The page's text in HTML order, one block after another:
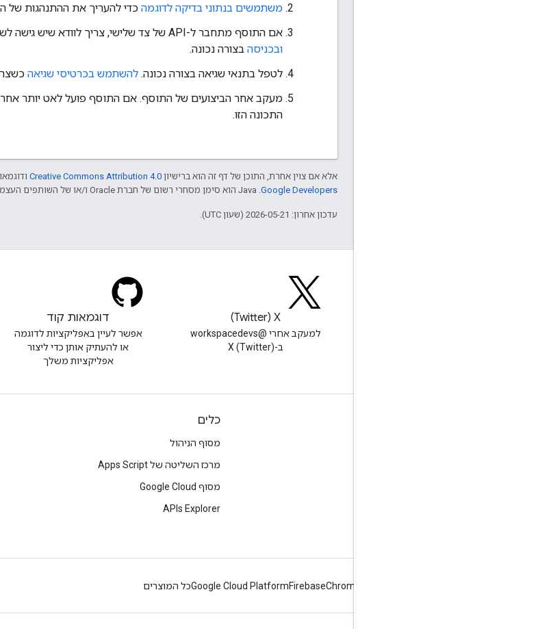
משתמשים בנתוני בדיקה לדוגמה כדי להעריך את ההתנהגות של
אם התוסף מתחבר ל-API של צד שלישי, צריך לוודא שיש גישה לשירות. מוודאים שהתוסף מטפל ב
ובכניסה בצורה נכונה.
לטפל בתנאי שגיאה בצורה נכונה. להשתמש בכרטיסי שגיאה
מעקב אחר הביצועים של התוסף. אם התוסף פועל לאט יותר אחרי
התכונה הזו.
אלא אם צוין אחרת, התוכן של דף זה הוא ברישיון Creative Commons Attribution 4.0
Google Developers‏
עדכון אחרון: 2026-05-21 (שעון UTC).
X‏ (Twitter)
למעקב אחרי @workspacedevs
ב-X (Twitter)
דוגמאות קוד
אפשר לעיין באפליקציות לדוגמה
או להעתיק אותן כדי ליצור
אפליקציות משלך
כלים
מסוף הניהול
מרכז השליטה של Apps Script
מסוף Google Cloud
APIs Explorer
Chrome
Firebase
Google Cloud Platformכל המוצרים